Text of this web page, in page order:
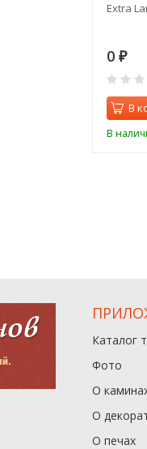
Extra
0 ₽
В
В
Каталог
Фото
О
О
О печах